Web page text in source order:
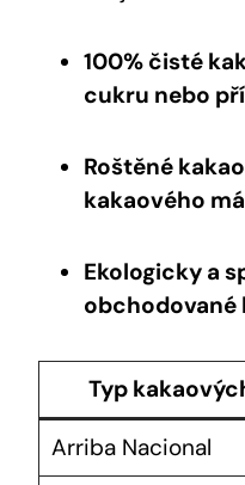
100% čisté
cukru nebo
Roštěné
kakaového
Ekologicky a
obchodované‍
Typ
Arriba Nacional